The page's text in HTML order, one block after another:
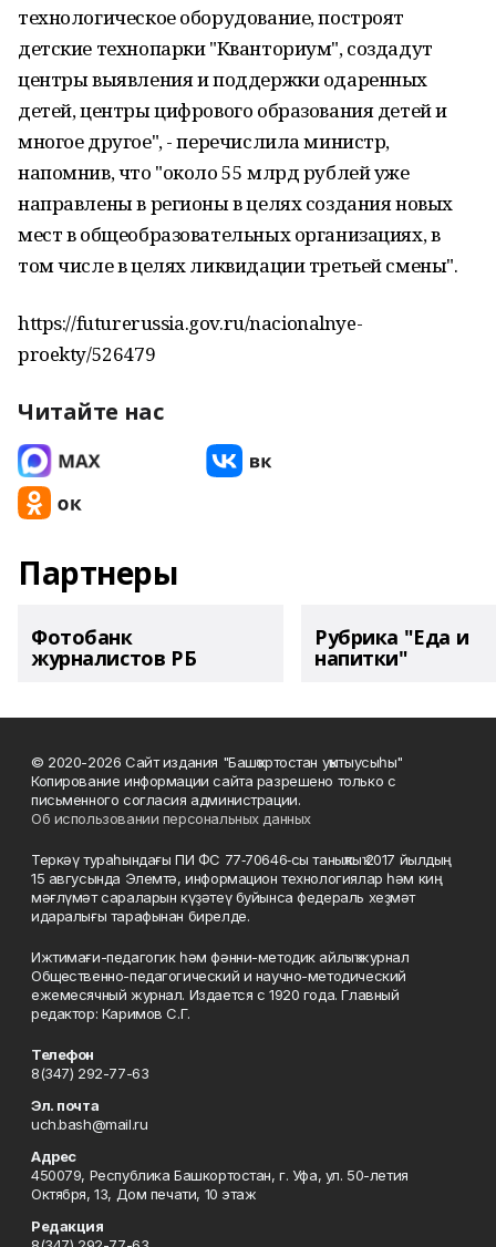
технологическое оборудование, построят
детские технопарки "Кванториум", создадут
центры выявления и поддержки одаренных
детей, центры цифрового образования детей и
многое другое", - перечислила министр,
напомнив, что "около 55 млрд рублей уже
направлены в регионы в целях создания новых
мест в общеобразовательных организациях, в
том числе в целях ликвидации третьей смены".
https://futurerussia.gov.ru/nacionalnye-
proekty/526479
Читайте нас
Партнеры
Фотобанк
журналистов РБ
Рубрика "Еда и
напитки"
© 2020-2026 Сайт издания "Башҡортостан уҡытыусыһы"
Копирование информации сайта разрешено только с
письменного согласия администрации.
Об использовании персональных данных
Теркәү тураһындағы ПИ ФС 77‑70646‑сы таныҡлыҡ 2017 йылдың
15 авгусында Элемтә, информацион технологиялар һәм киң
мәғлүмәт сараларын күҙәтеү буйынса федераль хеҙмәт
идаралығы тарафынан бирелде.
Ижтимағи-педагогик һәм фәнни-методик айлыҡ журнал
Общественно-педагогический и научно-методический
ежемесячный журнал. Издается с 1920 года. Главный
редактор: Каримов С.Г.
Телефон
8(347) 292-77-63
Эл. почта
uch.bash@mail.ru
Адрес
450079, Республика Башкортостан, г. Уфа, ул. 50-летия
Октября, 13, Дом печати, 10 этаж
Редакция